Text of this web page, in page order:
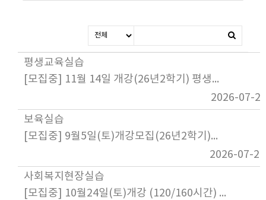
평생교육실습
[모집중] 11월 14일 개강(26년2학기) 평생교육실습
2026-07-24
보육실습
[모집중] 9월5일(토)개강모집(26년2학기)보육실습
2026-07-24
사회복지현장실습
[모집중] 10월24일(토)개강 (120/160시간) (26년2학기) 사회복지현장실습